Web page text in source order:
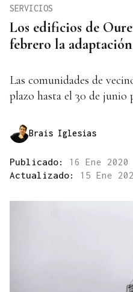
Los edificios de
febrero la
SERVICIOS
Las comunidades de
plazo hasta el 30 de junio
Brais Iglesias
Publicado: 16 Ene
Actualizado: 15 Ene